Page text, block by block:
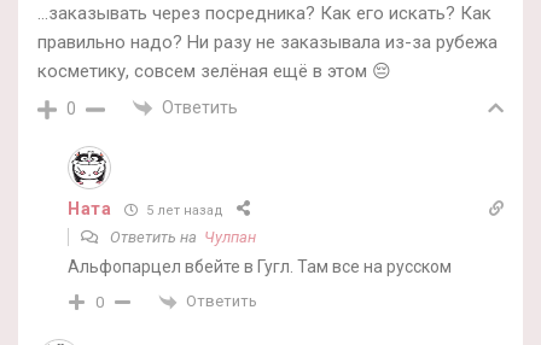
…заказывать через посредника? Как его искать? Как
правильно надо? Ни разу не заказывала из-за рубежа
косметику, совсем зелёная ещё в этом 😔
0 Ответить
Ната 5 лет назад
Ответить на Чулпан
Альфопарцел вбейте в Гугл. Там все на русском
0 Ответить